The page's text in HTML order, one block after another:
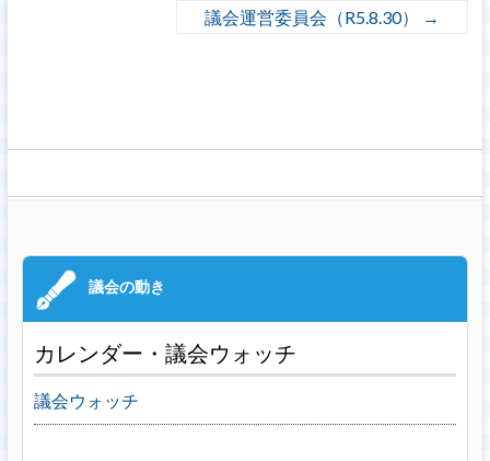
議会運営委員会（R5.8.30） →
カレンダー・議会ウォッチ
議会ウォッチ